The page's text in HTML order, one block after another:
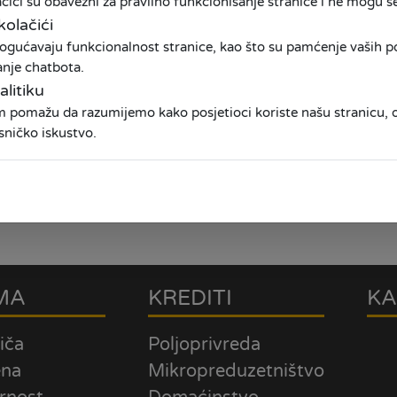
u ulici Spasovdanska 41a, svakim radnim
Mikokreditna Fondacija SUNRISE
novu kancelariju u ulici Spasovdanska 41a,
info linije 0800 30 565 i mi ćemo doći do
KREDITI
Poljoprivreda
Mikropreduzetništvo
funkcionalnost stranice, kao što su pamćenje vaših
chatbota.
pomažu da razumijemo kako posjetioci koriste našu stranicu,
iskustvo.